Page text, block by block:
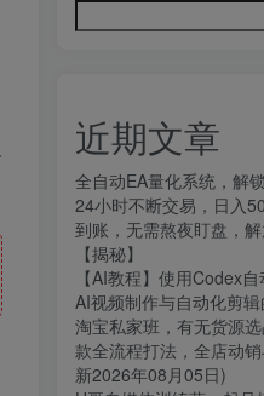
近期文章
全自动EA量化系统，解
24小时不断交易，日入
到账，无需熬夜盯盘，
【揭秘】
【AI教程】使用Codex
AI视频制作与自动化剪
淘宝私家班，有无货源
款全流程打法，全店动
新2026年08月05日)